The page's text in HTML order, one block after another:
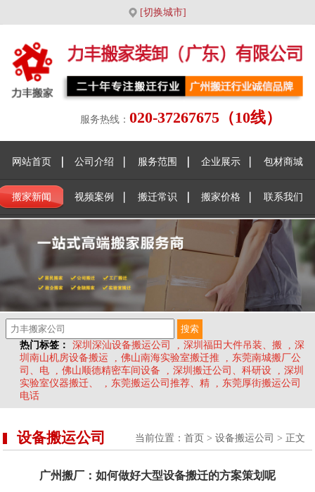
[切换城市]
服务热线： 020-37267675（10线）
网站首页 公司介绍 服务范围 企业展示 包材商城
搬家新闻 视频案例 搬迁常识 搬家价格 联系我们
热门标签： 深圳深汕设备搬运公司 , 深圳福田大件吊装、搬 , 深
圳南山机房设备搬运
, 佛山南海实验室搬迁推 , 东莞南城搬厂公
司、电
, 佛山顺德精密车间设备 , 深圳搬迁公司、科研设 , 深圳
实验室仪器搬迁、
, 东莞搬运公司推荐、精 , 东莞厚街搬运公司
电话
设备搬运公司 当前位置： 首页 > 设备搬运公司 > 正文
广州搬厂：如何做好大型设备搬迁的方案策划呢